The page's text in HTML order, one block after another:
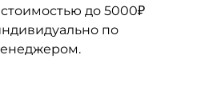
стоимостью до 5000₽
по